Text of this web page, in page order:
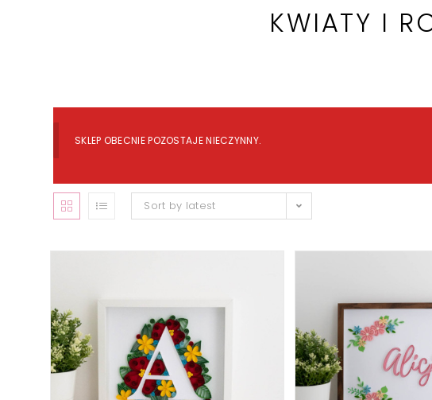
KWIATY I
SKLEP OBECNIE POZOSTAJE NIECZYNNY.
Sort by latest